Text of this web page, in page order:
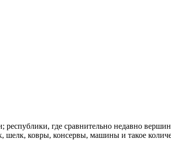
где сравнительно недавно
ковры, консервы, машины и такое